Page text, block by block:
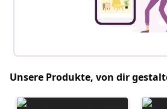
Unsere Produkte, von dir